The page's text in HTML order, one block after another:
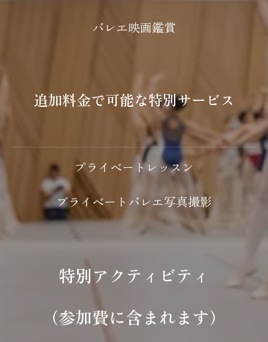
バレエ映画鑑賞
追加料金で可能な特別サービス
プライベートレッスン
プライベートバレエ写真撮影
特別アクティビティ
（参加費に含まれます）